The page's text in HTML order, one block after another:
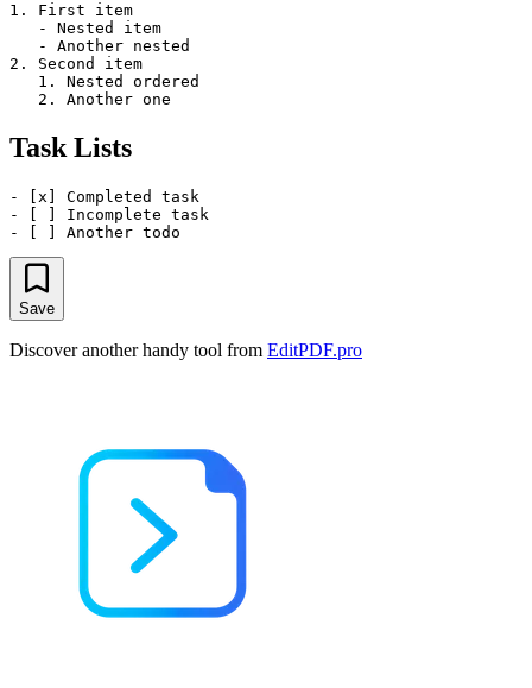
1. First item
   - Nested item
   - Another nested
2. Second item
   1. Nested ordered
Task Lists
- [x] Completed task
- [ ] Incomplete task
Save
Discover another handy tool from EditPDF.pro